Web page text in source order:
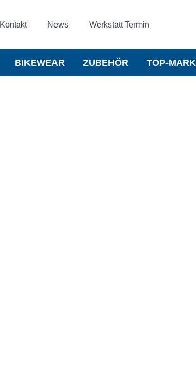
Kontakt News Werkstatt Termin
BIKEWEAR ZUBEHÖR TOP-